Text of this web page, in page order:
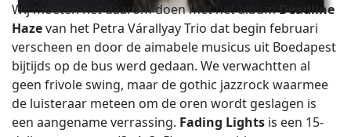
Wij moeten het daarom doen met het albumDeadline
Hazevan het Petra Várallyay Trio dat begin februari
verscheen en door de aimabele musicus uit Boedapest
bijtijds op de bus werd gedaan. We verwachtten al
geen frivole swing, maar de gothic jazzrock waarmee
de luisteraar meteen om de oren wordt geslagen is
een aangename verrassing. Fading Lights is een 15-